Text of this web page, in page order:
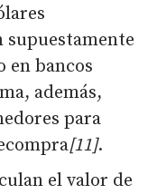
supuestamente
en bancos
además,
para
[11].
el valor de